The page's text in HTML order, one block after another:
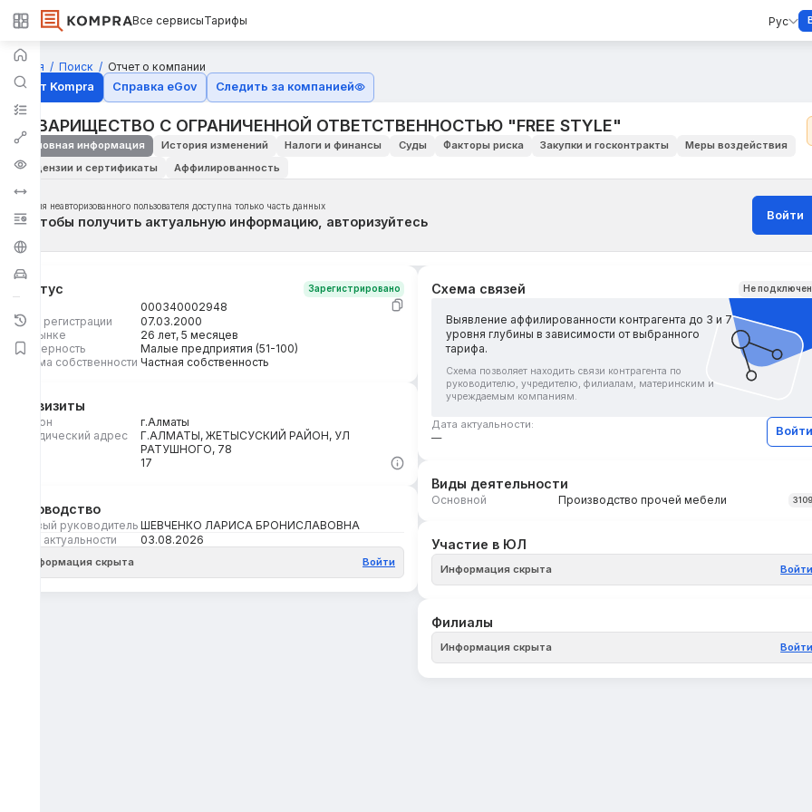
Все сервисыТарифы Рус
Главная Поиск
Отчет о компании
Отчёт Kompra
Справка eGov Следить за компанией
ТОВАРИЩЕСТВО С ОГРАНИЧЕННОЙ ОТВЕТСТВЕННОСТЬЮ "FREE STYLE"
Основная информация История изменений Налоги и финансы Суды Факторы риска Закупки и госконтракты
Меры воздействия
Лицензии и сертификаты
Аффилированность
Для неавторизованного пользователя доступна только часть данных
Чтобы получить актуальную информацию, авторизуйтесь Войти
Статус Зарегистрировано
000340002948
Дата регистрации
07.03.2000
На рынке
26 лет, 5 месяцев
Размерность
Малые предприятия (51-100)
Форма собственности Частная собственность
Реквизиты
Регион
г.Алматы
Юридический адрес
Г.АЛМАТЫ, ЖЕТЫСУСКИЙ РАЙОН, УЛ
РАТУШНОГО, 78
17
Руководство
Первый руководитель ШЕВЧЕНКО ЛАРИСА БРОНИСЛАВОВНА
Дата актуальности
03.08.2026
Информация скрыта Войти
Схема связей Не
Выявление аффилированности контрагента до 3 и 7
уровня глубины в зависимости от выбранного
тарифа.
Схема позволяет находить связи контрагента по
руководителю, учредителю, филиалам, материнским и
учреждаемым компаниям.
Дата актуальности:
—
Войти
Виды деятельности
Основной Производство прочей мебели
Участие в ЮЛ
Информация скрыта Войти
Филиалы
Информация скрыта Войти